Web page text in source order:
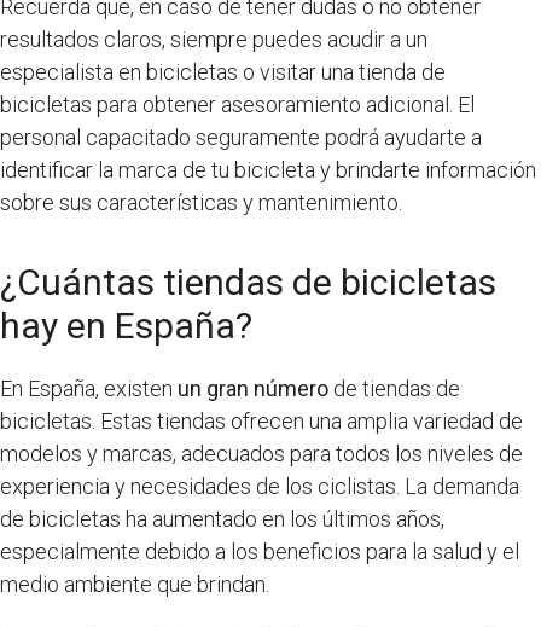
Recuerda que, en caso de tener dudas o no obtener
resultados claros, siempre puedes acudir a un
especialista en bicicletas o visitar una tienda de
bicicletas para obtener asesoramiento adicional. El
personal capacitado seguramente podrá ayudarte a
identificar la marca de tu bicicleta y brindarte información
sobre sus características y mantenimiento.
¿Cuántas tiendas de bicicletas
hay en España?
En España, existen un gran número de tiendas de
bicicletas. Estas tiendas ofrecen una amplia variedad de
modelos y marcas, adecuados para todos los niveles de
experiencia y necesidades de los ciclistas. La demanda
de bicicletas ha aumentado en los últimos años,
especialmente debido a los beneficios para la salud y el
medio ambiente que brindan.